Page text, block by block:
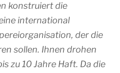
konstruiert die
international
der die
sollen. Ihnen drohen
zu 10 Jahre Haft. Da die